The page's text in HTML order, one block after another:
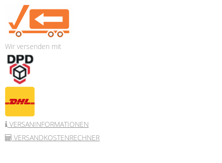
Wir versenden mit
VERSANINFORMATIONEN
VERSANDKOSTENRECHNER